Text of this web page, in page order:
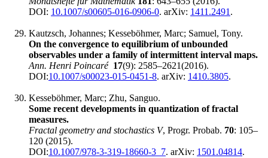
DOI: 10.1007/s00605-016-0906-0. arXiv: 1411.2491 .
Kautzsch, Johannes; Kesseböhmer, Marc; Samuel, Tony.
On the convergence to equilibrium of unbounded
observables under a family of intermittent interval maps.
Ann. Henri Poincaré 17(9): 2585‍–2621(2016).
DOI:10.1007/s00023-015-0451-8. arXiv: 1410.3805.
Kesseböhmer, Marc; Zhu, Sanguo.
Some recent developments in quantization of fractal
measures.
Fractal geometry and stochastics V, Progr. Probab. 70: 105‍–
120 (2015).
DOI:10.1007/978-3-319-18660-3_7. arXiv: 1501.04814.